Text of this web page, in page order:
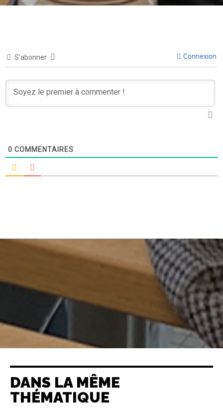
S’abonner Connexion
0 COMMENTAIRES
DANS LA MÊME
THÉMATIQUE